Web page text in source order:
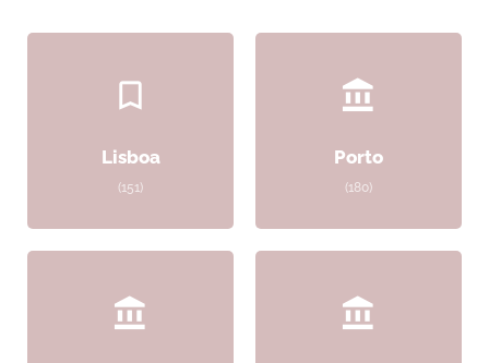
Lisboa
(151)
Porto
(180)